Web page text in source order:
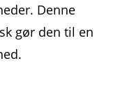
Denne
gør den til en